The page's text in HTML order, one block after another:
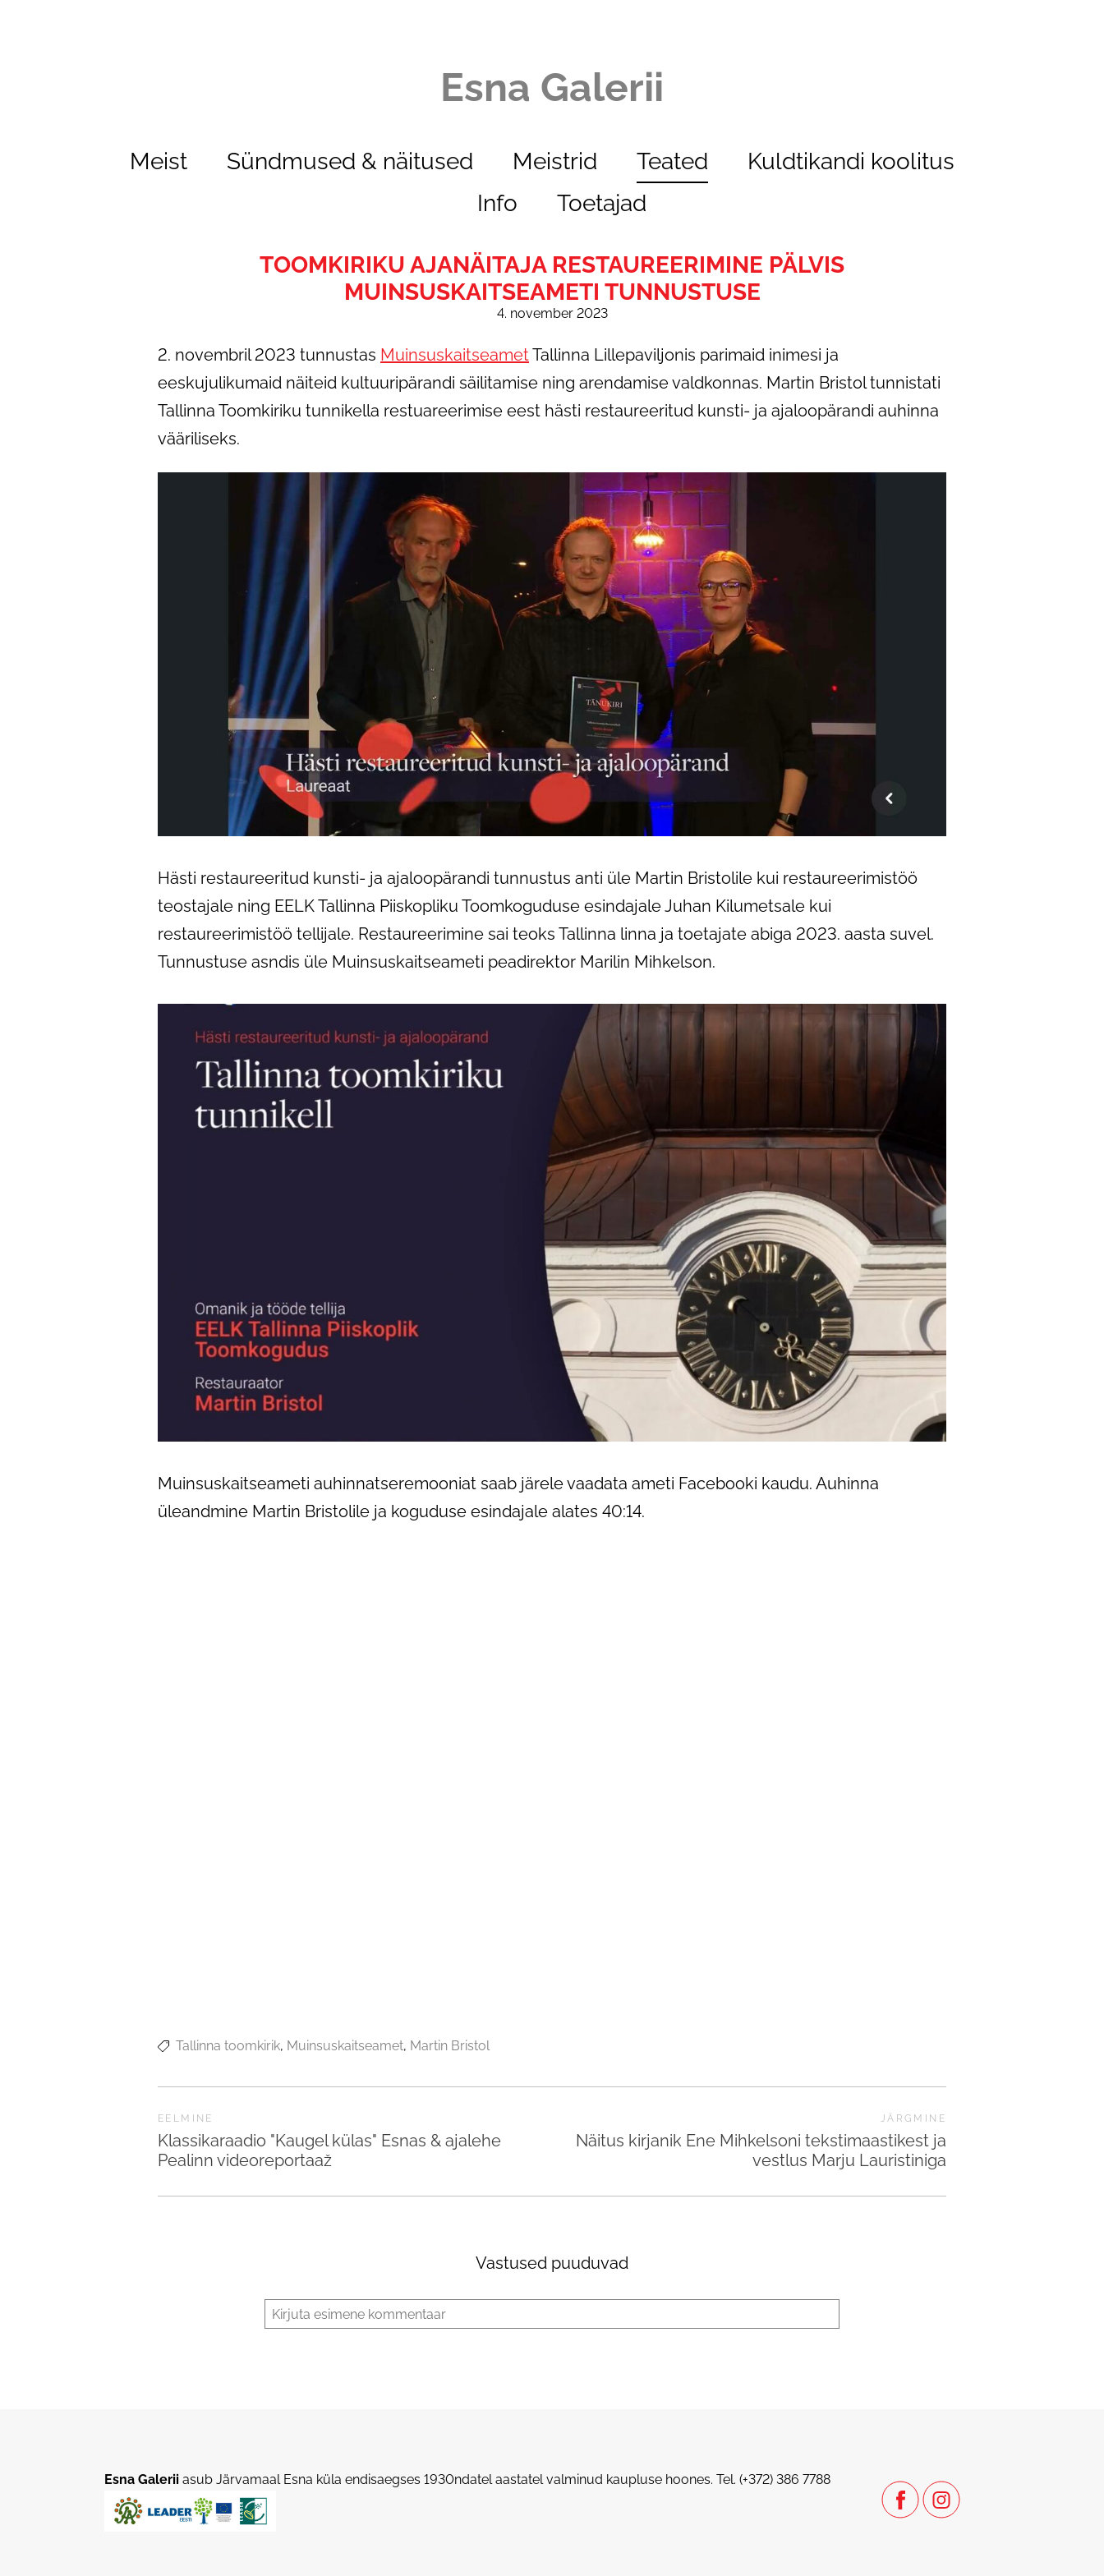
Esna Galerii
Meist Sündmused & näitused Meistrid Teated
Kuldtikandi koolitus
Info
Toetajad
TOOMKIRIKU AJANÄITAJA RESTAUREERIMINE PÄLVIS
MUINSUSKAITSEAMETI TUNNUSTUSE
4. november 2023
2. novembril 2023 tunnustas MuinsuskaitseametTallinna Lillepaviljonis parimaid inimesi ja
eeskujulikumaid näiteid kultuuripärandi säilitamise ning arendamise valdkonnas. Martin Bristol tunnistati
Tallinna Toomkiriku tunnikella restuareerimise eest hästi restaureeritud kunsti- ja ajaloopärandi auhinna
vääriliseks.
Hästi restaureeritud kunsti- ja ajaloopärandi tunnustus anti üle Martin Bristolile kui restaureerimistöö
teostajale ning EELK Tallinna Piiskopliku Toomkoguduse esindajale Juhan Kilumetsale kui
restaureerimistöö tellijale. Restaureerimine sai teoks Tallinna linna ja toetajate abiga 2023. aasta suvel.
Tunnustuse asndis üle Muinsuskaitseameti peadirektor Marilin Mihkelson.
Muinsuskaitseameti auhinnatseremooniat saab järele vaadata ameti Facebooki kaudu. Auhinna
üleandmine Martin Bristolile ja koguduse esindajale alates 40:14.
Tallinna toomkirik Muinsuskaitseamet Martin Bristol
EELMINE
Klassikaraadio "Kaugel külas" Esnas & ajalehe
Pealinn videoreportaaž
JÄRGMINE
Näitus kirjanik Ene Mihkelsoni tekstimaastikest ja
vestlus Marju Lauristiniga
Vastused puuduvad
Esna Galerii asub Järvamaal Esna küla endisaegses 1930ndatel aastatel valminud kaupluse hoones. Tel. (+372) 386 7788